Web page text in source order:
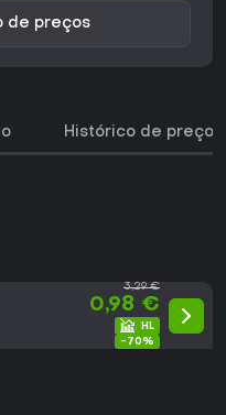
de preços
Histórico de preços
3,29 €
0,98 €
-70%